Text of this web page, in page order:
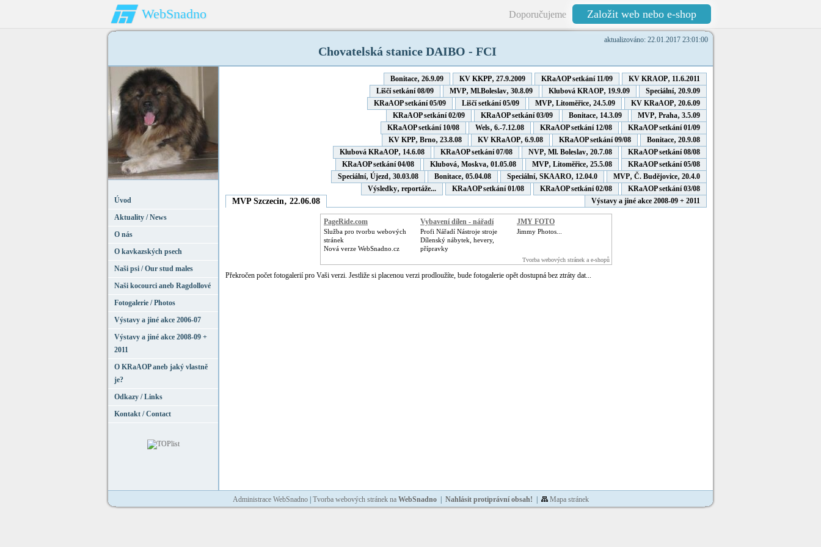
WebSnadno Doporučujeme Založit web nebo e-shop
aktualizováno: 22.01.2017 23:01:00
Chovatelská stanice DAIBO - FCI
Úvod
Aktuality / News
O nás
O kavkazských psech
Naši psi / Our stud males
Naši kocourci aneb Ragdollové
Fotogalerie / Photos
Výstavy a jiné akce 2006-07
Výstavy a jiné akce 2008-09 +
2011
O KRaAOP aneb jaký vlastně
je?
Odkazy / Links
Kontakt / Contact
MVP Szczecin‚ 22.06.08
KV KRAOP‚ 11.6.2011
KRaAOP setkání 11/09
KV KKPP‚ 27.9.2009
Bonitace‚ 26.9.09
Speciální‚ 20.9.09
Klubová KRAOP‚ 19.9.09
MVP‚ Ml.Boleslav‚ 30.8.09
Liščí setkání 08/09
KV KRaAOP‚ 20.6.09
MVP‚ Litoměřice‚ 24.5.09
Liščí setkání 05/09
KRaAOP setkání 05/09
MVP‚ Praha‚ 3.5.09
Bonitace‚ 14.3.09
KRaAOP setkání 03/09
KRaAOP setkání 02/09
KRaAOP setkání 01/09
KRaAOP setkání 12/08
Wels‚ 6.-7.12.08
KRaAOP setkání 10/08
Bonitace‚ 20.9.08
KRaAOP setkání 09/08
KV KRaAOP‚ 6.9.08
KV KPP‚ Brno‚ 23.8.08
KRaAOP setkání 08/08
NVP‚ Ml. Boleslav‚ 20.7.08
KRaAOP setkání 07/08
Klubová KRaAOP‚ 14.6.08
KRaAOP setkání 05/08
MVP‚ Litoměřice‚ 25.5.08
Klubová‚ Moskva‚ 01.05.08
KRaAOP setkání 04/08
MVP‚ Č. Budějovice‚ 20.4.0
Speciální‚ SKAARO‚ 12.04.0
Bonitace‚ 05.04.08
Speciální‚ Újezd‚ 30.03.08
KRaAOP setkání 03/08
KRaAOP setkání 02/08
KRaAOP setkání 01/08
Výsledky‚ reportáže...
Výstavy a jiné akce 2008-09 + 2011
PageRide.com
Služba pro tvorbu webových
stránek
Nová verze WebSnadno.cz
Vybavení dílen - nářadí
Profi Nářadí Nástroje stroje
Dílenský nábytek, hevery,
přípravky
JMY FOTO
Jimmy Photos...
Tvorba webových stránek a e-shopů
Překročen počet fotogalerií pro Vaši verzi. Jestliže si placenou verzi prodloužíte, bude fotogalerie opět dostupná bez ztráty dat...
Administrace WebSnadno| Tvorba webových stránek na WebSnadno| Nahlásit protiprávní obsah! Mapa stránek